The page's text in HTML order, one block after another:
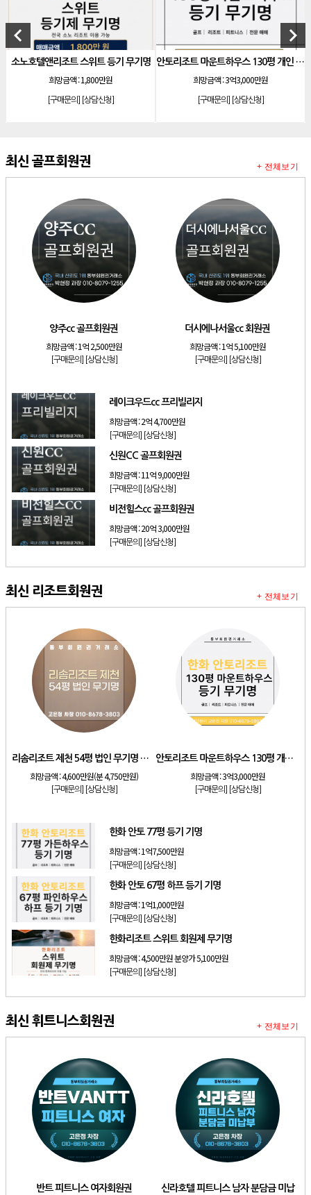
[리조트]소노호텔앤리조트 골드 등기 기명
[리조트]소노호텔앤리조트 스위트 등기 무기명
[리조트]소노호텔앤리조트 스위트 등기 기명
[리조트] 소노호텔앤리조트 패밀리 등기 무기명
[리조트]켄싱턴리조트 31평 등기 통합 회원권
빌라쥬드 아난티 기명 회원권
[리조트] 안토리조트 가든하우스 77평 등기 기명
[리조트] 소노호텔앤리조트 로얄 회원제 기명
[리조트] 소노호텔앤리조트 스위트 등기 기명
금호리조트 28평 등기 기명
더시에나서울cc 회원권
레이크우드cc 프리빌리지
keyboard_arrow_left
텔앤리조트 스위트 등기 무기명
희망금액 :1,800만원
[구매문의][상담신청]
안토리조트 마운트하우스 130평 개인 기명
희망금액 :3억3,000만원
[구매문의][상담신청]
소노
keyboard_arrow_right
최신 골프회원권
양주cc 골프회원권
희망금액 :1억 2,500만원
[구매문의] [상담신청]
더시에나서울cc 회원권
희망금액 :1억 5,100만원
[구매문의] [상담신청]
레이크우드cc 프리빌리지
희망금액 :2억 4,700만원
[구매문의] [상담신청]
신원CC 골프회원권
희망금액 :11억 9,000만원
[구매문의] [상담신청]
비전힐스cc 골프회원권
희망금액 :20억 3,000만원
[구매문의] [상담신청]
+ 전체보기
최신 리조트회원권
리솜리조트 제천 54평 법인 무기명 회원제
희망금액 :4,600만원(분 4,750만원)
[구매문의] [상담신청]
안토리조트 마운트하우스 130평 개인 기명
희망금액 :3억3,000만원
[구매문의] [상담신청]
한화 안토 77평 등기 기명
희망금액 :1억7,500만원
[구매문의] [상담신청]
한화 안토 67평 하프 등기 기명
희망금액 :1억1,000만원
[구매문의] [상담신청]
한화리조트 스위트 회원제 무기명
희망금액 :4,500만원 분양가 5,100만원
[구매문의] [상담신청]
+ 전체보기
최신 휘트니스회원권
반트 피트니스 여자회원권 신라호텔 피트니스 남자 분담금 미납
+ 전체보기